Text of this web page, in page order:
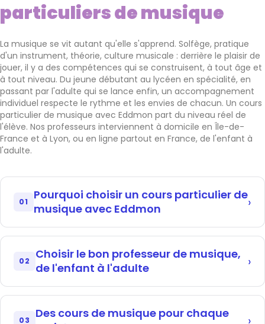
particuliers de musique
La musique se vit autant qu'elle s'apprend. Solfège, pratique
d'un instrument, théorie, culture musicale : derrière le plaisir de
jouer, il y a des compétences qui se construisent, à tout âge et
à tout niveau. Du jeune débutant au lycéen en spécialité, en
passant par l'adulte qui se lance enfin, un accompagnement
individuel respecte le rythme et les envies de chacun. Un cours
particulier de musique avec Eddmon part du niveau réel de
l'élève. Nos professeurs interviennent à domicile en Île-de-
France et à Lyon, ou en ligne partout en France, de l'enfant à
l'adulte.
01
Pourquoi choisir un cours particulier de
musique avec Eddmon
En cours collectif ou en conservatoire chargé, difficile
reprend une notion de solfège, corrige une position ou
un phrasé, et nourrit la motivation par un répertoire
Cette pédagogie sur mesure entretient le plaisir, moteur
essentiel de la progression en musique. L'élève avance
plus vite parce que chaque séance vise son besoin et
02
Choisir le bon professeur de musique,
de l'enfant à l'adulte
Choisir un cours particulier de musique avec Eddmon,
individuel, vérification du casier judiciaire, validation des
03
Des cours de musique pour chaque